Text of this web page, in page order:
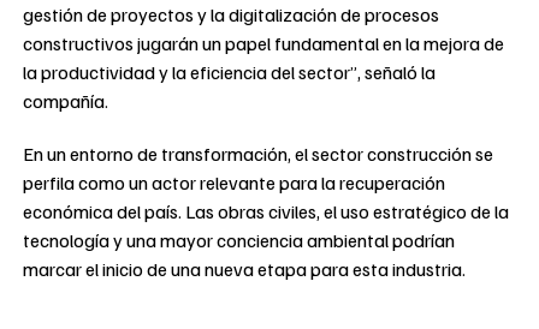
gestión de proyectos y la digitalización de procesos
constructivos jugarán un papel fundamental en la mejora de
la productividad y la eficiencia del sector”, señaló la
compañía.
En un entorno de transformación, el sector construcción se
perfila como un actor relevante para la recuperación
económica del país. Las obras civiles, el uso estratégico de la
tecnología y una mayor conciencia ambiental podrían
marcar el inicio de una nueva etapa para esta industria.